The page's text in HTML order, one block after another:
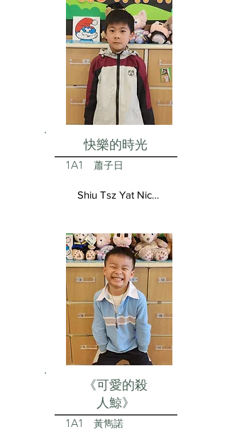
快樂的時光
1A1 蕭子日
Shiu Tsz Yat Nicolas
《可愛的殺
人鯨》
1A1 黃雋諾